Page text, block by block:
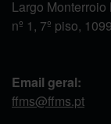
Largo Monterroio
nº 1, 7º piso,
Email geral:
ffms@ffms.pt